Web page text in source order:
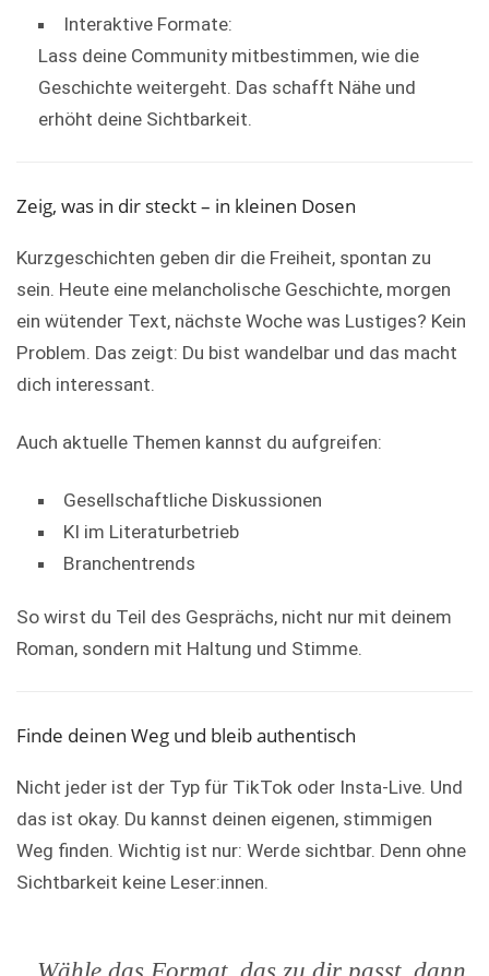
Interaktive Formate:
Lass deine Community mitbestimmen, wie die
Geschichte weitergeht. Das schafft Nähe und
erhöht deine Sichtbarkeit.
Zeig, was in dir steckt – in kleinen Dosen
Kurzgeschichten geben dir die Freiheit, spontan zu
sein. Heute eine melancholische Geschichte, morgen
ein wütender Text, nächste Woche was Lustiges? Kein
Problem. Das zeigt: Du bist wandelbar und das macht
dich interessant.
Auch aktuelle Themen kannst du aufgreifen:
Gesellschaftliche Diskussionen
KI im Literaturbetrieb
Branchentrends
So wirst du Teil des Gesprächs, nicht nur mit deinem
Roman, sondern mit Haltung und Stimme.
Finde deinen Weg und bleib authentisch
Nicht jeder ist der Typ für TikTok oder Insta-Live. Und
das ist okay. Du kannst deinen eigenen, stimmigen
Weg finden. Wichtig ist nur: Werde sichtbar. Denn ohne
Sichtbarkeit keine Leser:innen.